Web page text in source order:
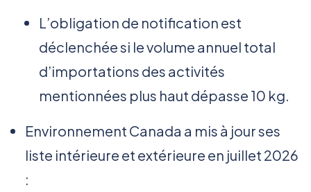
L’obligation de notification est
déclenchée si le volume annuel total
d’importations des activités
mentionnées plus haut dépasse 10 kg.
Environnement Canada a mis à jour ses
liste intérieure et extérieure en juillet 2026
: